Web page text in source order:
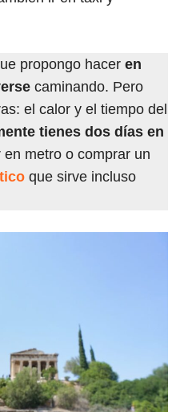
propongo hacer en
caminando. Pero
el calor y el tiempo del
tienes dos días en
metro o comprar un
que sirve incluso